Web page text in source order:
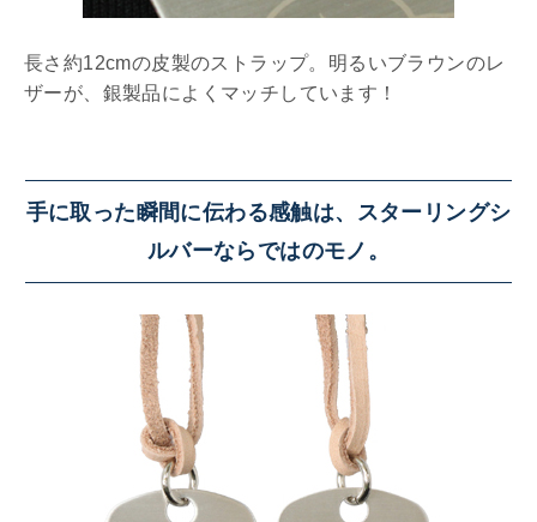
長さ約12cmの皮製のストラップ。明るいブラウンのレ
ザーが、銀製品によくマッチしています！
手に取った瞬間に伝わる感触は、スターリングシ
ルバーならではのモノ。